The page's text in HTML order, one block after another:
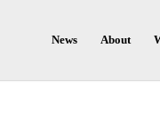
News About